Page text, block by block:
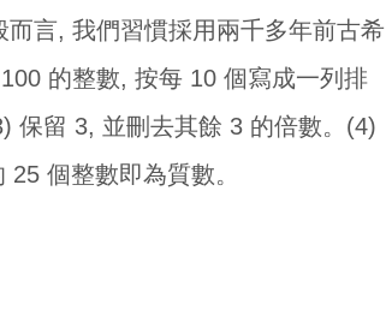
言, 我們習慣採用兩千多年前古希
的整數, 按每 10 個寫成一列排
保留 3, 並刪去其餘 3 的倍數。(4)
個整數即為質數。